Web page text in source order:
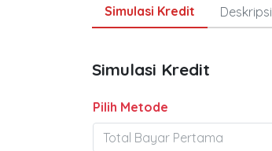
Simulasi Kredit Deskripsi
Simulasi Kredit
Pilih Metode